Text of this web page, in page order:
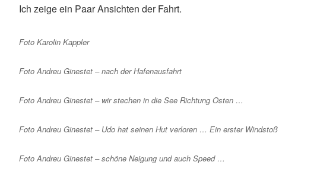
Ich zeige ein Paar Ansichten der Fahrt.
Foto Karolin Kappler
Foto Andreu Ginestet – nach der Hafenausfahrt
Foto Andreu Ginestet – wir stechen in die See Richtung Osten …
Foto Andreu Ginestet – Udo hat seinen Hut verloren … Ein erster Windstoß
Foto Andreu Ginestet – schöne Neigung und auch Speed …